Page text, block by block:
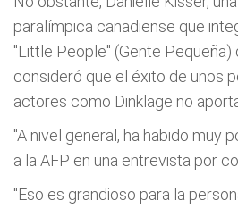
paralímpica canadiense que
"Little People" (Gente Pequeña)
consideró que el éxito de unos
actores como Dinklage no
"A nivel general, ha habido muy
a la AFP en una entrevista por
"Eso es grandioso para la